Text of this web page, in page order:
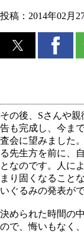
投稿： 2014年02月
その後、Sさんや
告も完成し、今ま
査会に望みました
る先生方を前に、
となのです。人に
まり固くなること
いぐるみの発表が
決められた時間の
ので、悔いもなく